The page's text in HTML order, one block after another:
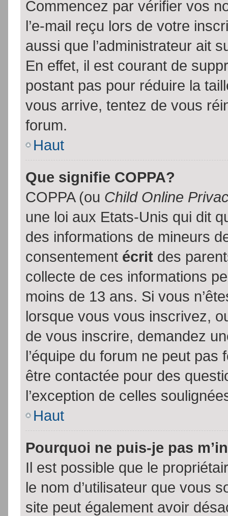
Commencez par vérifier vos
l’e-mail reçu lors de votre
aussi que l’administrateur ait
En effet, il est courant de
postant pas pour réduire la
vous arrive, tentez de vous
forum.
Haut
Que signifie COPPA?
COPPA (ou Child Online
une loi aux Etats-Unis qui dit
des informations de mineurs
consentement écrit des
collecte de ces informations
moins de 13 ans. Si vous
lorsque vous vous inscrivez,
de vous inscrire, demandez
l’équipe du forum ne peut
être contactée pour des
l’exception de celles
Haut
Pourquoi ne puis-je pas
Il est possible que le
le nom d’utilisateur que vous
site peut également avoir